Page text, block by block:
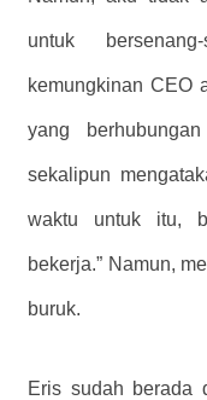
untuk
kemungkinan CEO
yang
sekalipun
waktu untuk itu,
bekerja.” Namun,
buruk.
Eris sudah berada